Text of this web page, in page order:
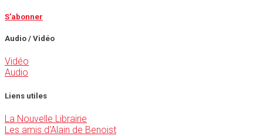
S'abonner
Audio / Vidéo
Vidéo
Audio
Liens utiles
La Nouvelle Librairie
Les amis d'Alain de Benoist